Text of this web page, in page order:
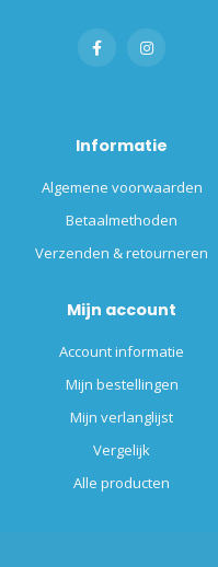
Informatie
Algemene voorwaarden
Betaalmethoden
Verzenden & retourneren
Mijn account
Account informatie
Mijn bestellingen
Mijn verlanglijst
Vergelijk
Alle producten